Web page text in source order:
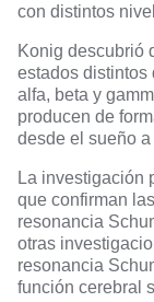
con distintos
Konig descubrió
estados distintos
alfa, beta y
producen de
desde el sueño
La investigación
que confirman
resonancia
otras
resonancia
función cerebral